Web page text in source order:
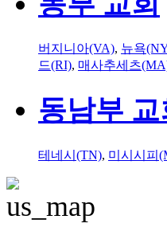
버지니아(VA), 뉴욕
드(RI), 매사추세츠
동남부 교
테네시(TN), 미시시피